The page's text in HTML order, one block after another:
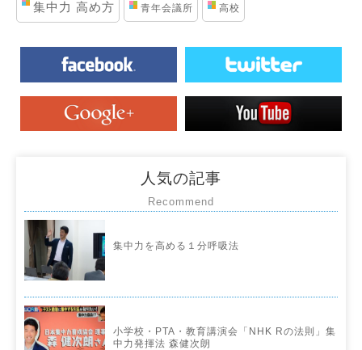
集中力 高め方 青年会議所 高校
人気の記事
Recommend
集中力を高める１分呼吸法
小学校・PTA・教育講演会「NHK Rの法則」集
中力発揮法 森健次朗